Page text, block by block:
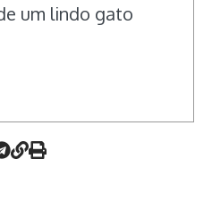
um lindo gato